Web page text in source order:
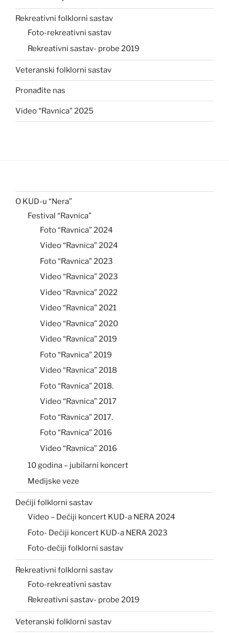
Rekreativni folklorni sastav
Foto-rekreativni sastav
Rekreativni sastav- probe 2019
Veteranski folklorni sastav
Pronađite nas
Video “Ravnica” 2025
O KUD-u “Nera”
Festival “Ravnica”
Foto “Ravnica” 2024
Video “Ravnica” 2024
Foto “Ravnica” 2023
Video “Ravnica” 2023
Video “Ravnica” 2022
Video “Ravnica” 2021
Video “Ravnica” 2020
Video “Ravnica” 2019
Foto “Ravnica” 2019
Video “Ravnica” 2018
Foto “Ravnica” 2018.
Video “Ravnica” 2017
Foto “Ravnica” 2017.
Foto “Ravnica” 2016
Video “Ravnica” 2016
10 godina – jubilarni koncert
Medijske veze
Dečiji folklorni sastav
Video – Dečiji koncert KUD-a NERA 2024
Foto- Dečiji koncert KUD-a NERA 2023
Foto-dečiji folklorni sastav
Rekreativni folklorni sastav
Foto-rekreativni sastav
Rekreativni sastav- probe 2019
Veteranski folklorni sastav